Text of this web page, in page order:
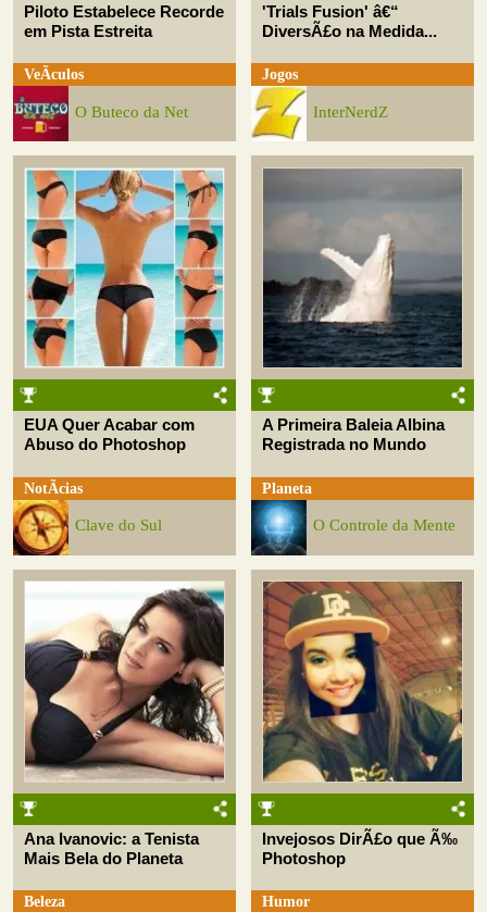
Piloto Estabelece Recorde
em Pista Estreita
VeÃ­culos
O Buteco da Net
'Trials Fusion' â€“
DiversÃ£o na Medida...
Jogos
InterNerdZ
EUA Quer Acabar com
Abuso do Photoshop
NotÃ­cias
Clave do Sul
A Primeira Baleia Albina
Registrada no Mundo
Planeta
O Controle da Mente
Ana Ivanovic: a Tenista
Mais Bela do Planeta
Beleza
Invejosos DirÃ£o que Ã‰
Photoshop
Humor